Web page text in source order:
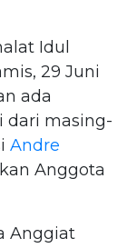
Idul
29 Juni
ada
dari masing-
Andre
Anggota
Anggiat